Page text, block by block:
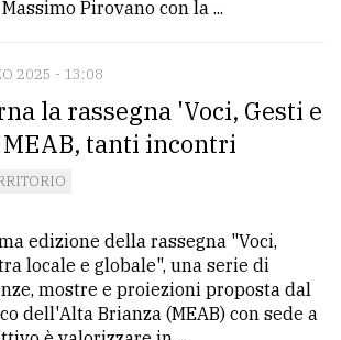
Pirovano con la ...
2025 - 13:08
la rassegna 'Voci, Gesti e
tanti incontri
edizione della rassegna "Voci,
locale e globale", una serie di
mostre e proiezioni proposta dal
dell'Alta Brianza (MEAB) con sede a